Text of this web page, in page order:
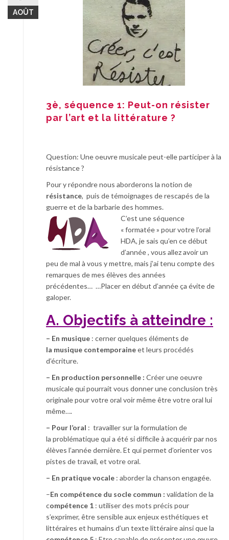
AOÛT
3è, séquence 1: Peut-on résister
par l’art et la littérature ?
Question: Une oeuvre musicale peut-elle participer à la
résistance ?
Pour y répondre nous aborderons la notion de
résistance, puis de témoignages de rescapés de la
guerre et de la barbarie des hommes.
C’est une séquence
« formatée » pour votre l’oral
HDA, je sais qu’en ce début
d’année , vous allez avoir un
peu de mal à vous y mettre, mais j’ai tenu compte des
remarques de mes élèves des années
précédentes… …Placer en début d’année ça évite de
galoper.
A. Objectifs à atteindre :
– En musique : cerner quelques éléments de
la musique contemporaineet leurs procédés
d’écriture.
– En production personnelle : Créer une oeuvre
musicale qui pourrait vous donner une conclusion très
originale pour votre oral voir même être votre oral lui
même….
– Pour l’oral : travailler sur la formulation de
la problématique qui a été si difficile à acquérir par nos
élèves l’année dernière. Et qui permet d’orienter vos
pistes de travail, et votre oral.
– En pratique vocale : aborder la chanson engagée.
–En compétence du socle commun : validation de la
compétence 1 : utiliser des mots précis pour
s’exprimer, être sensible aux enjeux esthétiques et
littéraires et humains d’un texte littéraire ainsi que la